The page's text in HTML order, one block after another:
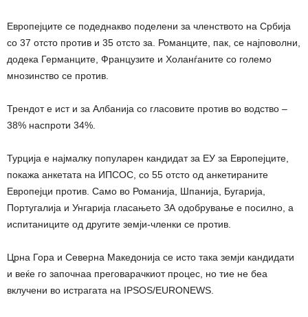
Европејците се подеднакво поделени за членството на Србија
со 37 отсто против и 35 отсто за. Романците, пак, се најповолни,
додека Германците, Французите и Холанѓаните со големо
мнозинство се против.
Трендот е ист и за Албанија со гласовите против во водство –
38% наспроти 34%.
Турција е најмалку популарен кандидат за ЕУ за Европејците,
покажа анкетата на ИПСОС, со 55 отсто од анкетираните
Европејци против. Само во Романија, Шпанија, Бугарија,
Португалија и Унгарија гласањето ЗА одобрување е посилно, а
испитаниците од другите земји-членки се против.
Црна Гора и Северна Македонија се исто така земји кандидати
и веќе го започнаа преговарачкиот процес, но тие не беа
вклучени во истрагата на IPSOS/EURONEWS.